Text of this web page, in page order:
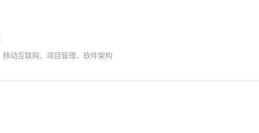
移动互联网、项目管理、软件架构